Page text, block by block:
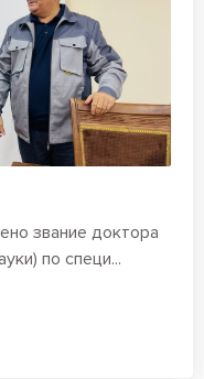
звание доктора
по специ...